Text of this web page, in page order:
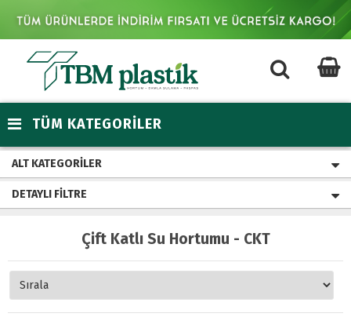
TÜM KATEGORİLER
ALT KATEGORILER
DETAYLI FILTRE
Çift Katlı Su Hortumu - CKT